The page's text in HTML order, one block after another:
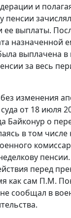
и
выплаты.
назначенной
выплачена
за весь
изменения
от 18 июля
Байконур о
в том
пенсии.
перед
как сам П.М.
сообщал в